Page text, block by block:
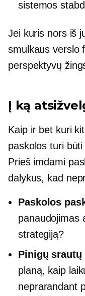
sistemos
Jei kuris nors iš
smulkaus verslo
perspektyvų
Į ką
Kaip ir bet kuri
paskolos turi
Prieš imdami
dalykus, kad
Paskolos
panaudojimas
strategiją?
Pinigų srautų
planą, kaip
neprarandant